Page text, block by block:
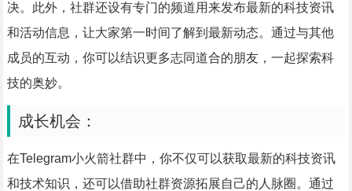
决。此外，社群还设有专门的频道用来发布最新的科技资讯
和活动信息，让大家第一时间了解到最新动态。通过与其他
成员的互动，你可以结识更多志同道合的朋友，一起探索科
技的奥妙。
成长机会：
在Telegram小火箭社群中，你不仅可以获取最新的科技资讯
和技术知识，还可以借助社群资源拓展自己的人脉圈。通过